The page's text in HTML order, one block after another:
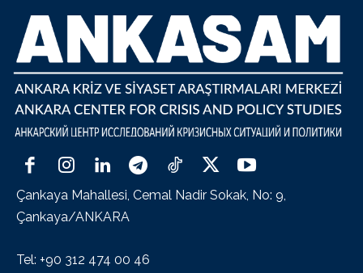
Çankaya Mahallesi, Cemal Nadir Sokak, No: 9,
Çankaya/ANKARA
Tel: +90 312 474 00 46